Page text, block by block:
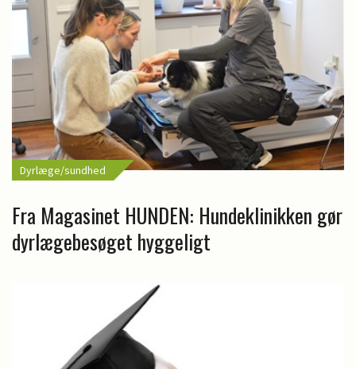
Dyrlæge/sundhed
Fra Magasinet HUNDEN: Hundeklinikken gør
dyrlægebesøget hyggeligt